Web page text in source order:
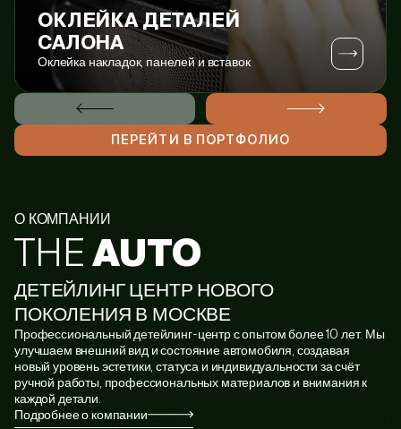
ОКЛЕЙКА ДЕТАЛЕЙ
САЛОНА
Оклейка накладок, панелей и вставок
ПЕРЕЙТИ В ПОРТФОЛИО
О КОМПАНИИ
THEAUTO
ДЕТЕЙЛИНГ ЦЕНТР НОВОГО
ПОКОЛЕНИЯ В МОСКВЕ
Профессиональный детейлинг-центр с опытом более 10 лет. Мы
улучшаем внешний вид и состояние автомобиля, создавая
новый уровень эстетики, статуса и индивидуальности за счёт
ручной работы, профессиональных материалов и внимания к
каждой детали.
Подробнее о компании